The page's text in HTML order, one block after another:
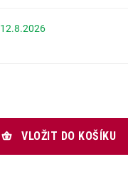
12.8.2026
VLOŽIT DO KOŠÍKU